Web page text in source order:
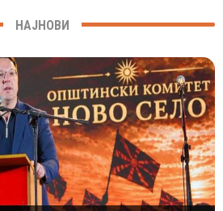
НАЈНОВИ